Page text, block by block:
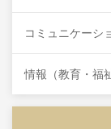
コミュニケーシ
情報（教育・福